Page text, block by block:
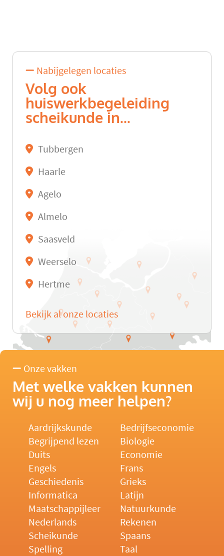
Nabijgelegen locaties
Volg ook
huiswerkbegeleiding
scheikunde in...
Tubbergen
Haarle
Agelo
Almelo
Saasveld
Weerselo
Hertme
Bekijk al onze locaties
Onze vakken
Met welke vakken kunnen
wij u nog meer helpen?
Aardrijkskunde
Bedrijfseconomie
Begrijpend lezen
Biologie
Duits
Economie
Engels
Frans
Geschiedenis
Grieks
Informatica
Latijn
Maatschappijleer
Natuurkunde
Nederlands
Rekenen
Scheikunde
Spaans
Spelling
Taal